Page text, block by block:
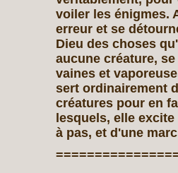
voiler les énigmes.
erreur et se
Dieu des choses
aucune créature,
vaines et
sert ordinairement
créatures pour en
lesquels, elle
à pas, et d'une